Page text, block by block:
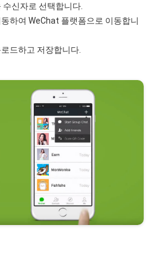
신자로 선택합니다.
하여 WeChat 플랫폼으로 이동합니
드하고 저장합니다.